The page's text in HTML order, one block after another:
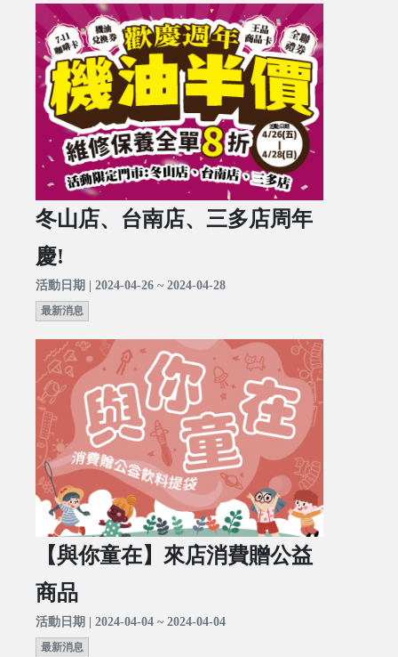
冬山店、台南店、三多店周年
慶!
活動日期 | 2024-04-26 ~ 2024-04-28
最新消息
【與你童在】來店消費贈公益
商品
活動日期 | 2024-04-04 ~ 2024-04-04
最新消息